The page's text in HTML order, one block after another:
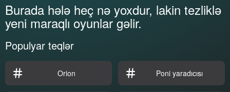
Burada hələ heç nə yoxdur, lakin tezliklə
yeni maraqlı oyunlar gəlir.
Populyar teqlər
Orion Poni yaradıcısı